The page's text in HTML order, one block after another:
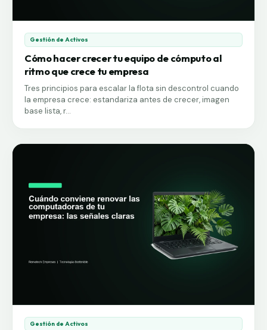
Gestión de Activos
Cómo hacer crecer tu equipo de cómputo al
ritmo que crece tu empresa
Tres principios para escalar la flota sin descontrol cuando
la empresa crece: estandariza antes de crecer, imagen
base lista, r...
Gestión de Activos